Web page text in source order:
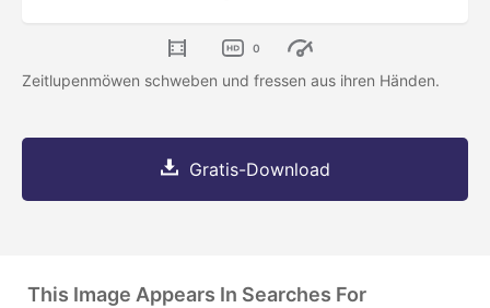
0
Zeitlupenmöwen schweben und fressen aus ihren Händen.
Gratis-Download
This Image Appears In Searches For